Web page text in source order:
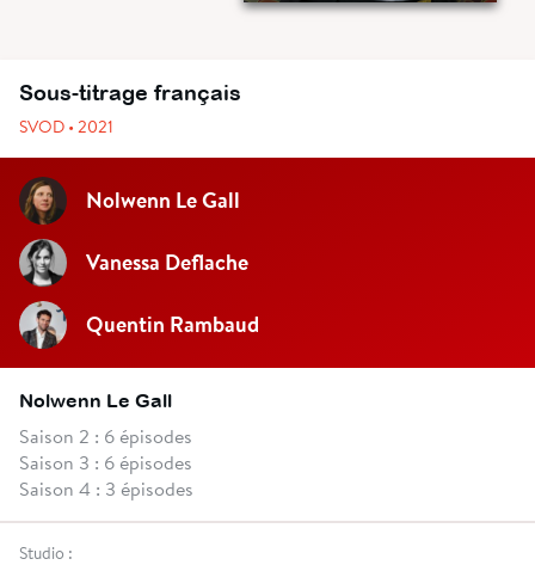
Sous-titrage français
SVOD • 2021
Nolwenn Le Gall
Vanessa Deflache
Quentin Rambaud
Nolwenn Le Gall
Saison 2 : 6 épisodes
Saison 3 : 6 épisodes
Saison 4 : 3 épisodes
Studio :